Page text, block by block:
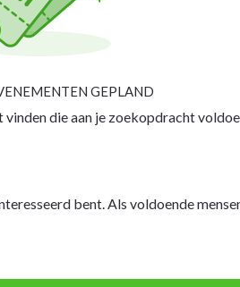
GEPLAND
vinden die aan je zoekopdracht
bent. Als voldoende